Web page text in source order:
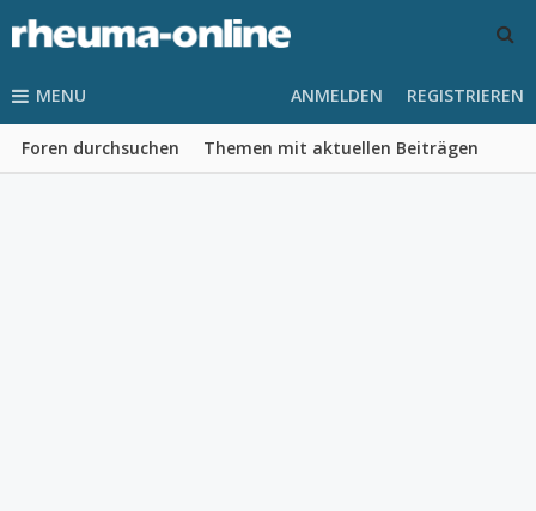
MENU
Foren durchsuchen Themen mit aktuellen Beiträgen
ANMELDEN REGISTRIEREN